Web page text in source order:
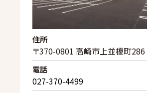
住所
〒370-0801 高崎市上並榎町286
電話
027-370-4499